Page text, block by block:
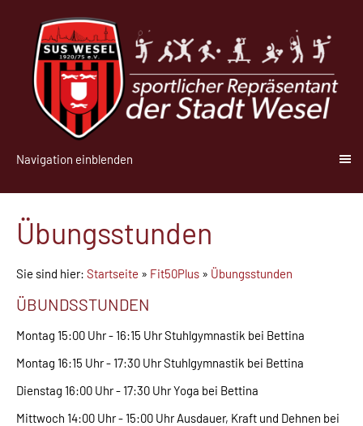
Navigation einblenden
Übungsstunden
Sie sind hier: Startseite » Fit50Plus » Übungsstunden
ÜBUNDSSTUNDEN
Montag 15:00 Uhr - 16:15 Uhr Stuhlgymnastik bei Bettina
Montag 16:15 Uhr - 17:30 Uhr Stuhlgymnastik bei Bettina
Dienstag 16:00 Uhr - 17:30 Uhr Yoga bei Bettina
Mittwoch 14:00 Uhr - 15:00 Uhr Ausdauer, Kraft und Dehnen bei